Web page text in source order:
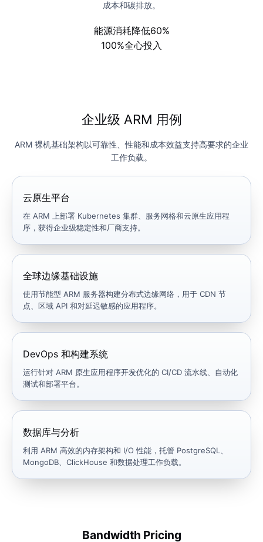
成本和碳排放。
能源消耗降低60%
100%全心投入
企业级 ARM 用例
ARM 裸机基础架构以可靠性、性能和成本效益支持高要求的企业
工作负载。
云原生平台
在 ARM 上部署 Kubernetes 集群、服务网格和云原生应用程
序，获得企业级稳定性和厂商支持。
全球边缘基础设施
使用节能型 ARM 服务器构建分布式边缘网络，用于 CDN 节
点、区域 API 和对延迟敏感的应用程序。
DevOps 和构建系统
运行针对 ARM 原生应用程序开发优化的 CI/CD 流水线、自动化
测试和部署平台。
数据库与分析
利用 ARM 高效的内存架构和 I/O 性能，托管 PostgreSQL、
MongoDB、ClickHouse 和数据处理工作负载。
Bandwidth Pricing